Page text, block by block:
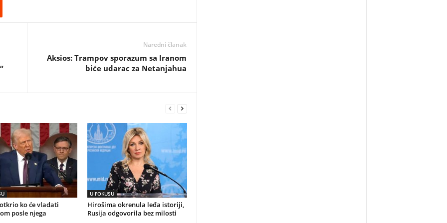
Naredni članak
Aksios: Trampov sporazum sa Iranom
biće udarac za Netanjahua
ko će vladati
posle njega
U FOKUSU
Hirošima okrenula leđa istoriji,
Rusija odgovorila bez milosti